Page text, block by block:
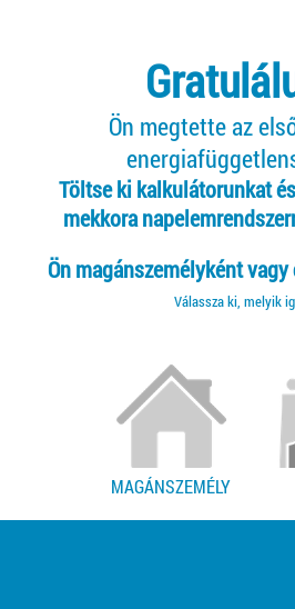
Ön megtette az
Töltse ki kalkulátorunkat
mekkora
Ön magánszemélyként
Válassza ki, melyik
MAGÁNSZEMÉLY